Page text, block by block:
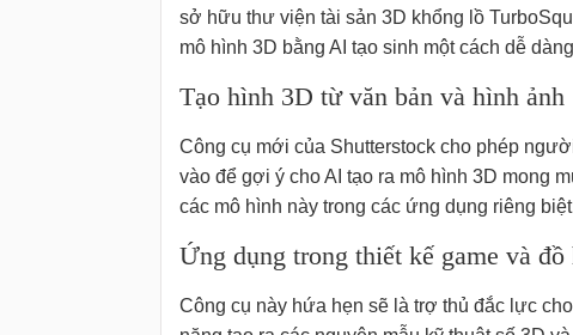
sở hữu thư viện tài sản 3D khổng lồ
mô hình 3D bằng AI tạo sinh một cách dễ
Tạo hình 3D từ văn bản và hình ảnh
Công cụ mới của Shutterstock cho phép
vào để gợi ý cho AI tạo ra mô hình 3D mong
các mô hình này trong các ứng dụng riêng
Ứng dụng trong thiết kế game và đồ
Công cụ này hứa hẹn sẽ là trợ thủ đắc lực